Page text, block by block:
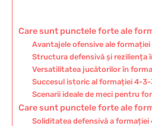
Care sunt punctele forte ale
Avantajele ofensive ale
Structura defensivă și reziliența
Versatilitatea jucătorilor în
Succesul istoric al formației 4-
Scenarii ideale de meci pentru
Care sunt punctele forte ale
Soliditatea defensivă a